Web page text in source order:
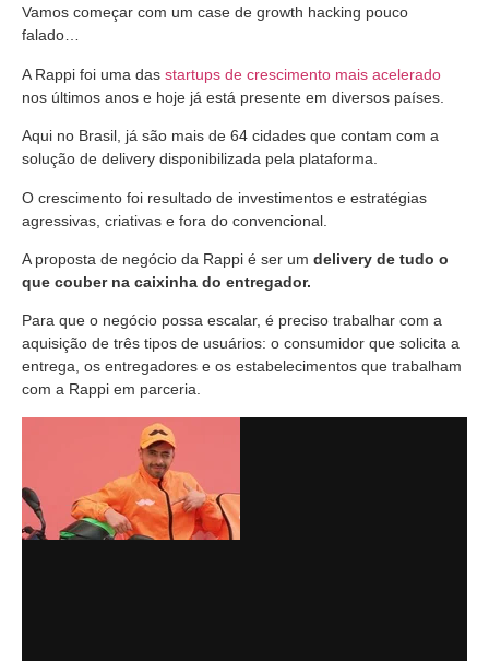
Vamos começar com um case de growth hacking pouco
falado…
A Rappi foi uma das startups de crescimento mais acelerado
nos últimos anos e hoje já está presente em diversos países.
Aqui no Brasil, já são mais de 64 cidades que contam com a
solução de delivery disponibilizada pela plataforma.
O crescimento foi resultado de investimentos e estratégias
agressivas, criativas e fora do convencional.
A proposta de negócio da Rappi é ser um delivery de tudo o
que couber na caixinha do entregador.
Para que o negócio possa escalar, é preciso trabalhar com a
aquisição de três tipos de usuários: o consumidor que solicita a
entrega, os entregadores e os estabelecimentos que trabalham
com a Rappi em parceria.